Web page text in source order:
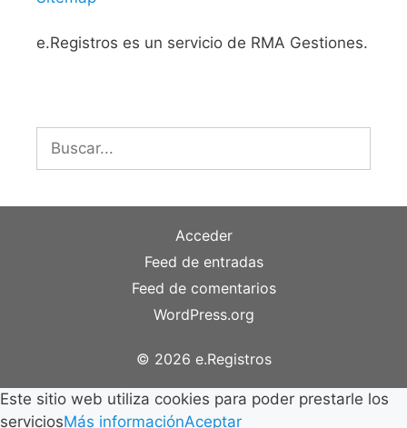
e.Registros es un servicio de RMA Gestiones.
Buscar:
Acceder
Feed de entradas
Feed de comentarios
WordPress.org
© 2026 e.Registros
Este sitio web utiliza cookies para poder prestarle los
serviciosMás informaciónAceptar